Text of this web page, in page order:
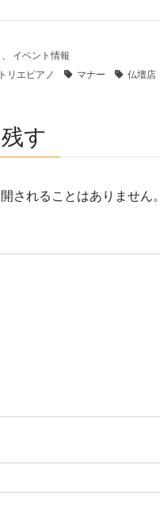
、 イベント情報
リエピアノ マナー 仏壇店
す
されることはありません。